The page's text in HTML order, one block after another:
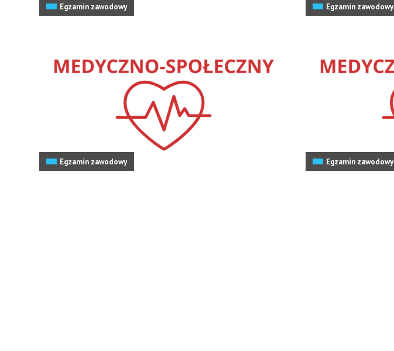
Egzamin zawodowy Egzamin zawodowy
Egzamin zawodowy Egzamin zawodowy